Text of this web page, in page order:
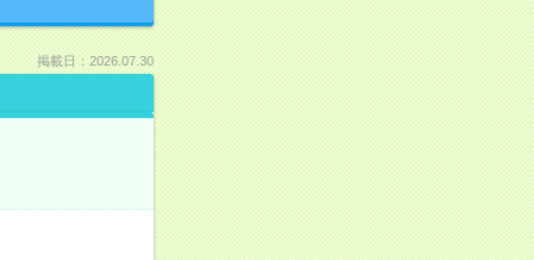
掲載日：2026.07.30